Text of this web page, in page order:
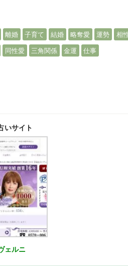
離婚 子育て 結婚 略奪愛 運勢 相
同性愛 三角関係 金運 仕事
いサイト
ェルニ